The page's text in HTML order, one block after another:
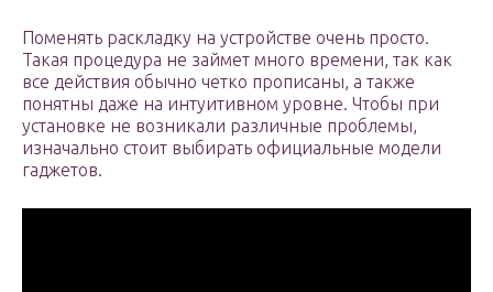
Поменять раскладку на устройстве очень просто.
Такая процедура не займет много времени, так как
все действия обычно четко прописаны, а также
понятны даже на интуитивном уровне. Чтобы при
установке не возникали различные проблемы,
изначально стоит выбирать официальные модели
гаджетов.